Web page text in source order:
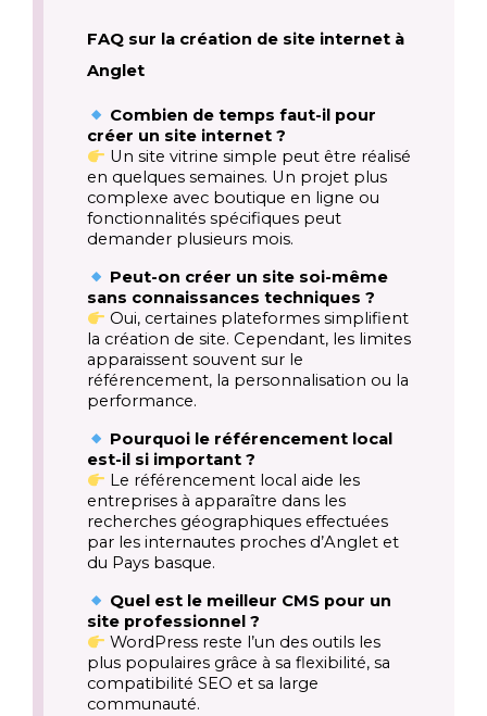
FAQ sur la création de site internet à
Anglet
Combien de temps faut-il pour
créer un site internet ?
Un site vitrine simple peut être réalisé
en quelques semaines. Un projet plus
complexe avec boutique en ligne ou
fonctionnalités spécifiques peut
demander plusieurs mois.
Peut-on créer un site soi-même
sans connaissances techniques ?
Oui, certaines plateformes simplifient
la création de site. Cependant, les limites
apparaissent souvent sur le
référencement, la personnalisation ou la
performance.
Pourquoi le référencement local
est-il si important ?
Le référencement local aide les
entreprises à apparaître dans les
recherches géographiques effectuées
par les internautes proches d’Anglet et
du Pays basque.
Quel est le meilleur CMS pour un
site professionnel ?
WordPress reste l’un des outils les
plus populaires grâce à sa flexibilité, sa
compatibilité SEO et sa large
communauté.